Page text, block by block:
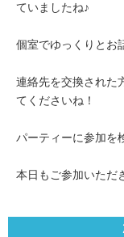
ていましたね♪
個室でゆっくりとお
連絡先を交換された
てくださいね！
パーティーに参加を
本日もご参加いただ